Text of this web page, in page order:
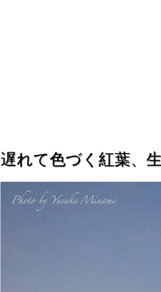
遅れて色づく紅葉、